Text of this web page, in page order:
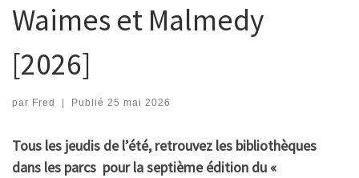
Waimes et Malmedy
[2026]
par Fred | Publié 25 mai 2026
Tous les jeudis de l’été, retrouvez les bibliothèques
dans les parcs pour la septième édition du «